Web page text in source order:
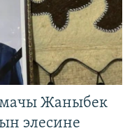
Жаныбек
элесине